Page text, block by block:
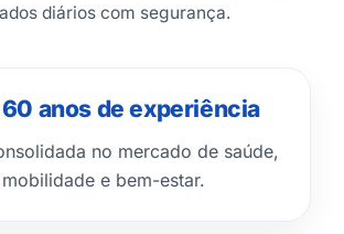
diários com segurança.
anos de experiência
no mercado de saúde,
e bem-estar.